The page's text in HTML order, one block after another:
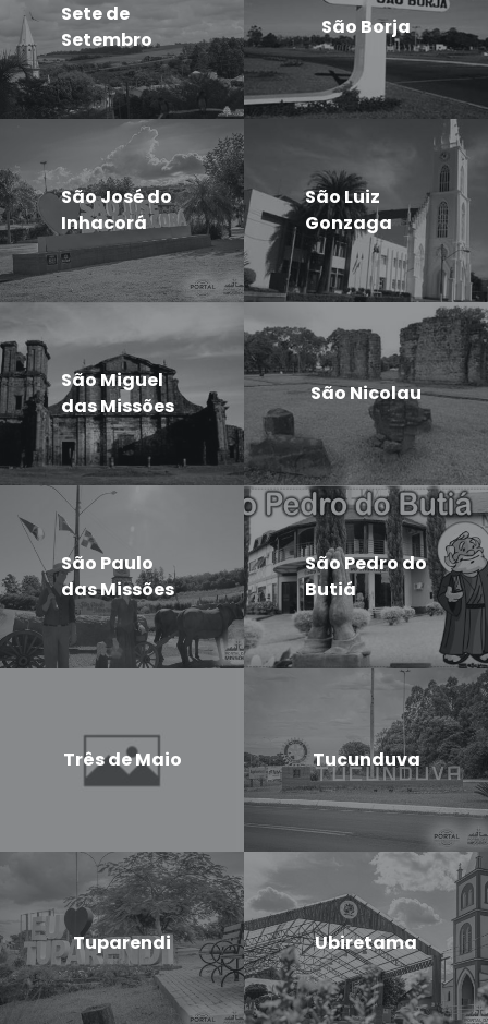
Sete de
Setembro
São Borja
São José do
Inhacorá
São Luiz
Gonzaga
São Miguel
das Missões
São Nicolau
São Paulo
das Missões
São Pedro do
Butiá
Três de Maio Tucunduva
Tuparendi Ubiretama